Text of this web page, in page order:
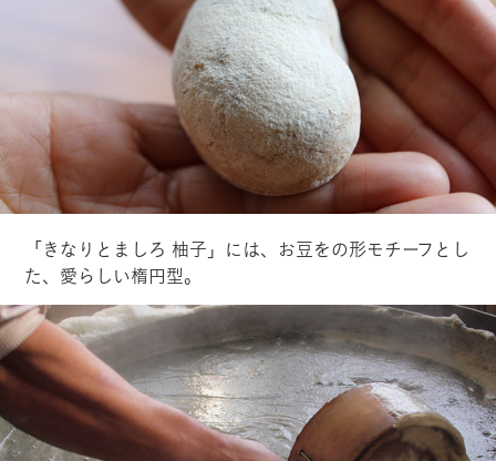
「きなりとましろ 柚子」には、お豆をの形モチーフとし
た、愛らしい楕円型。